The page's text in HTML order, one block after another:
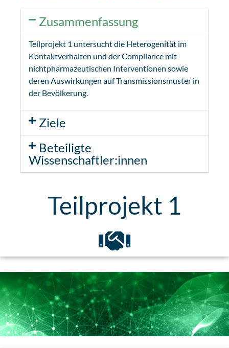
Teilprojekt 1
Zusammenfassung
Teilprojekt 1 untersucht die Heterogenität im
Kontaktverhalten und der Compliance mit
nichtpharmazeutischen Interventionen sowie
deren Auswirkungen auf Transmissionsmuster in
der Bevölkerung.
Ziele
Beteiligte
Wissenschaftler:innen